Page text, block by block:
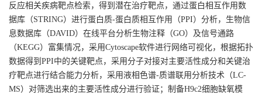
反应相关疾病靶点检索，得到潜在治疗靶点，通过蛋白相互作用数
据库（STRING）进行蛋白质-蛋白质相互作用（PPI）分析，生物信
息数据库（DAVID）在线平台分析生物注释（GO）及信号通路
（KEGG）富集情况，采用Cytoscape软件进行网络可视化，根据拓扑
数据得到PPI中的关键靶点，采用分子对接对主要活性成分和关键治
疗靶点进行结合能力分析，采用液相色谱-质谱联用分析技术（LC-
MS）对筛选出来的主要活性成分进行验证；制备H9c2细胞缺氧模